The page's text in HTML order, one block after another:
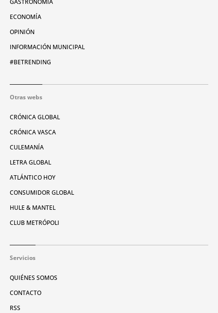
GASTRONOMÍA
ECONOMÍA
OPINIÓN
INFORMACIÓN MUNICIPAL
#BETRENDING
Otras webs
CRÓNICA GLOBAL
CRÓNICA VASCA
CULEMANÍA
LETRA GLOBAL
ATLÁNTICO HOY
CONSUMIDOR GLOBAL
HULE & MANTEL
CLUB METRÓPOLI
Servicios
QUIÉNES SOMOS
CONTACTO
RSS